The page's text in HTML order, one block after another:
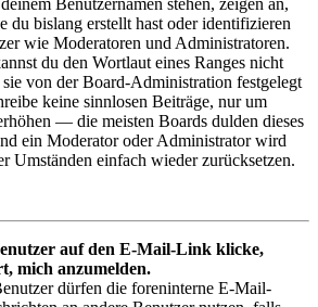
Benutzernamen stehen, zeigen an,
du bislang erstellt hast oder identifizieren
wie Moderatoren und Administratoren.
du den Wortlaut eines Ranges nicht
von der Board-Administration festgelegt
keine sinnlosen Beiträge, nur um
— die meisten Boards dulden dieses
ein Moderator oder Administrator wird
Umständen einfach wieder zurücksetzen.
auf den E-Mail-Link klicke,
mich anzumelden.
dürfen die foreninterne E-Mail-